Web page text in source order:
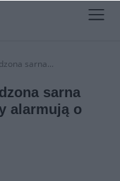
sarna...
sarna
alarmują o